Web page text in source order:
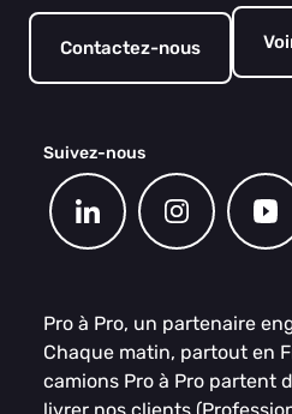
Contactez-nous
Suivez-nous
Pro à Pro, un partenaire
Chaque matin, partout en
camions Pro à Pro partent